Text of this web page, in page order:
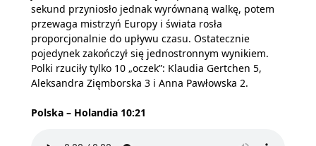
sekund przyniosło jednak wyrównaną walkę, potem
przewaga mistrzyń Europy i świata rosła
proporcjonalnie do upływu czasu. Ostatecznie
pojedynek zakończył się jednostronnym wynikiem.
Polki rzuciły tylko 10 „oczek”: Klaudia Gertchen 5,
Aleksandra Zięmborska 3 i Anna Pawłowska 2.
Polska – Holandia 10:21